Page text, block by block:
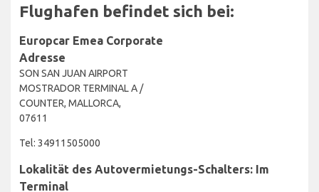
Flughafen befindet sich bei:
Europcar Emea Corporate
Adresse
SON SAN JUAN AIRPORT
MOSTRADOR TERMINAL A /
COUNTER, MALLORCA,
07611
Tel: 34911505000
Lokalität des Autovermietungs-Schalters: Im
Terminal